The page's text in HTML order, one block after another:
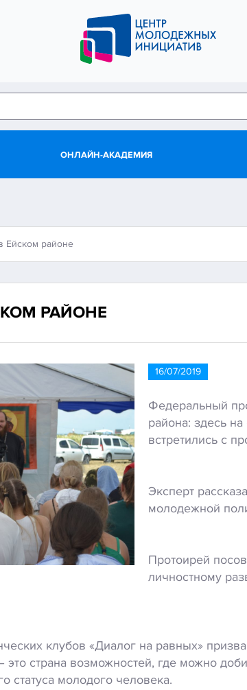
ОНЛАЙН-АКАДЕМИЯ
Ейском районе
РАЙОНЕ
16/07/2019
Федеральный
района: здесь
встретились с
Эксперт
молодежной
Протоирей
личностному
клубов «Диалог на равных»
страна возможностей, где можно
статуса молодого человека.